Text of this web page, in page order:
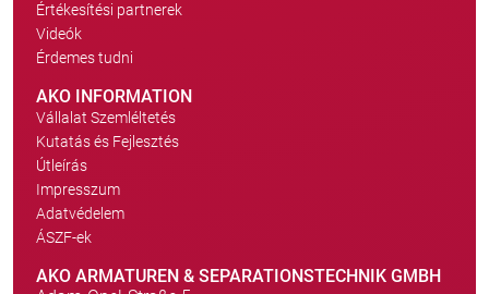
Értékesítési partnerek
Videók
Érdemes tudni
AKO INFORMATION
Vállalat Szemléltetés
Kutatás és Fejlesztés
Útleírás
Impresszum
Adatvédelem
ÁSZF-ek
AKO ARMATUREN & SEPARATIONSTECHNIK GMBH